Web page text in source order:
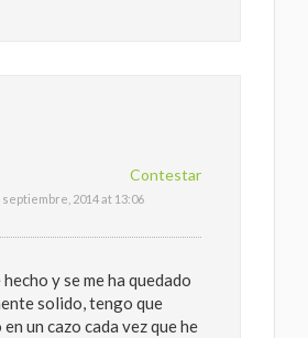
Contestar
septiembre, 2014 at 13:06
y se me ha quedado
solido, tengo que
un cazo cada vez que he